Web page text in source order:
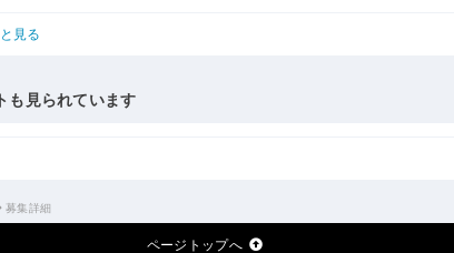
見る
も見られています
募集詳細
ページトップへ